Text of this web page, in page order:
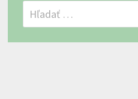
Hľadať: